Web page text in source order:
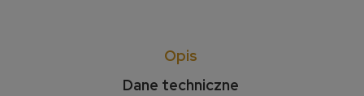
Opis
Dane techniczne